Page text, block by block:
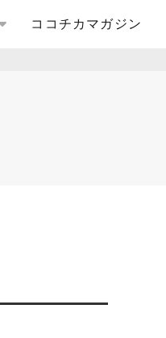
ココチカマガジン